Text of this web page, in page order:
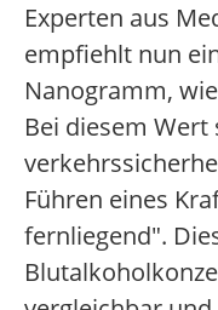
Experten aus
empfiehlt nun
Nanogramm,
Bei diesem Wert
Führen eines
fernliegend".